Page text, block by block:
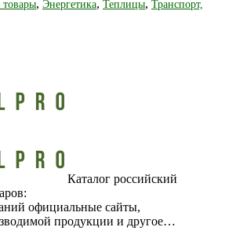
, Энергетика, Теплицы, Транспорт,
Каталог российский
официальные сайты,
продукции и другое…